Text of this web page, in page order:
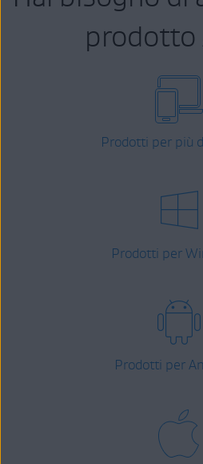
prodotto
Prodotti per più
Prodotti per
Prodotti per